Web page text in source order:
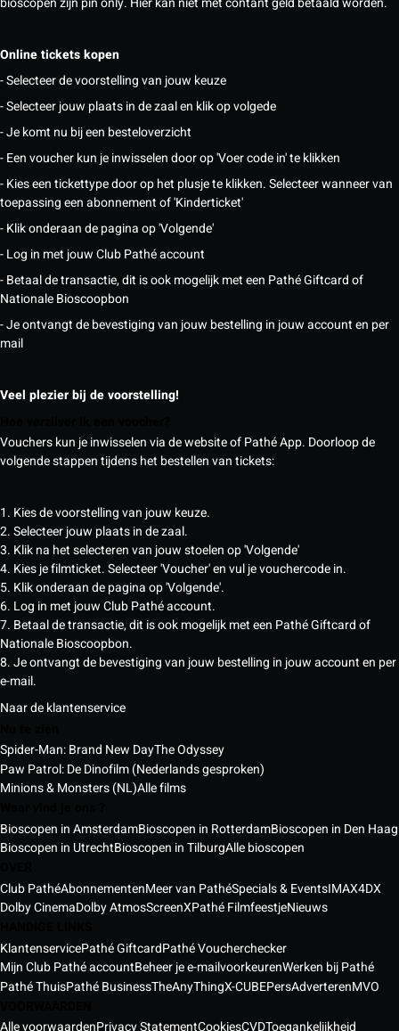
Online tickets kopen
- Selecteer de voorstelling van jouw keuze
- Selecteer jouw plaats in de zaal en klik op volgede
- Je komt nu bij een besteloverzicht
- Een voucher kun je inwisselen door op 'Voer code in' te klikken
- Kies een tickettype door op het plusje te klikken. Selecteer wanneer van
toepassing een abonnement of 'Kinderticket'
- Klik onderaan de pagina op 'Volgende'
- Log in met jouw Club Pathé account
- Betaal de transactie, dit is ook mogelijk met een Pathé Giftcard of
Nationale Bioscoopbon
- Je ontvangt de bevestiging van jouw bestelling in jouw account en per
mail
Veel plezier bij de voorstelling!
Vouchers kun je inwisselen via de website of Pathé App. Doorloop de
volgende stappen tijdens het bestellen van tickets:
1. Kies de voorstelling van jouw keuze.
2. Selecteer jouw plaats in de zaal.
3. Klik na het selecteren van jouw stoelen op 'Volgende'
4. Kies je filmticket. Selecteer 'Voucher' en vul je vouchercode in.
5. Klik onderaan de pagina op 'Volgende'.
6. Log in met jouw Club Pathé account.
7. Betaal de transactie, dit is ook mogelijk met een Pathé Giftcard of
Nationale Bioscoopbon.
8. Je ontvangt de bevestiging van jouw bestelling in jouw account en per
e-mail.
Naar de klantenservice
Spider-Man: Brand New DayThe Odyssey
Paw Patrol: De Dinofilm (Nederlands gesproken)
Minions & Monsters (NL)Alle films
Bioscopen in AmsterdamBioscopen in RotterdamBioscopen in Den Haag
Bioscopen in UtrechtBioscopen in TilburgAlle bioscopen
Club PathéAbonnementenMeer van PathéSpecials & EventsIMAX4DX
Dolby CinemaDolby AtmosScreenXPathé FilmfeestjeNieuws
KlantenservicePathé GiftcardPathé Voucherchecker
Mijn Club Pathé accountBeheer je e-mailvoorkeurenWerken bij Pathé
Pathé ThuisPathé BusinessTheAnyThingX-CUBEPersAdverterenMVO
Alle voorwaardenPrivacy StatementCookiesCVDToegankelijkheid